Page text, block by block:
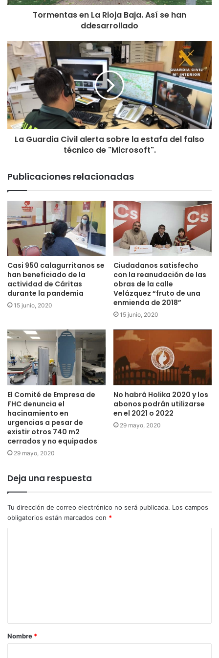
Tormentas en La Rioja Baja. Así se han
ddesarrollado
La Guardia Civil alerta sobre la estafa del falso
técnico de "Microsoft".
Publicaciones relacionadas
Casi 950 calagurritanos se
han beneficiado de la
actividad de Cáritas
durante la pandemia
15 junio, 2020
Ciudadanos satisfecho
con la reanudación de las
obras de la calle
Velázquez “fruto de una
enmienda de 2018”
15 junio, 2020
El Comité de Empresa de
FHC denuncia el
hacinamiento en
urgencias a pesar de
existir otros 740 m2
cerrados y no equipados
29 mayo, 2020
No habrá Holika 2020 y los
abonos podrán utilizarse
en el 2021 o 2022
29 mayo, 2020
Deja una respuesta
Tu dirección de correo electrónico no será publicada. Los campos
obligatorios están marcados con *
Nombre *